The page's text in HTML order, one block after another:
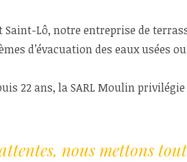
Lô, notre entreprise de
d’évacuation des eaux usées
22 ans, la SARL Moulin
nous mettons